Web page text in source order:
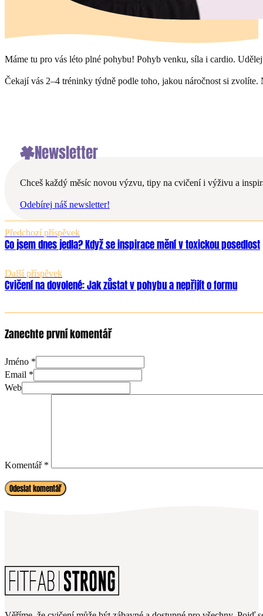
Máme tu pro vás léto plné pohybu! Pohyb venku, síla i cardio.
Čekají vás 2–4 tréninky týdně podle toho, jakou náročnost si
Newsletter
Chceš každý měsíc novou výzvu, tipy na cvičení i výživu a
Odebírej náš newsletter!
Předchozí příspěvek
Co jsem dnes jedla? Když se inspirace mění v toxickou posedlost
Další příspěvek
Cvičení na dovolené: Jak zůstat v pohybu a nepřijít o formu
Zanechte první komentář
Jméno *
Email *
Web
Komentář *